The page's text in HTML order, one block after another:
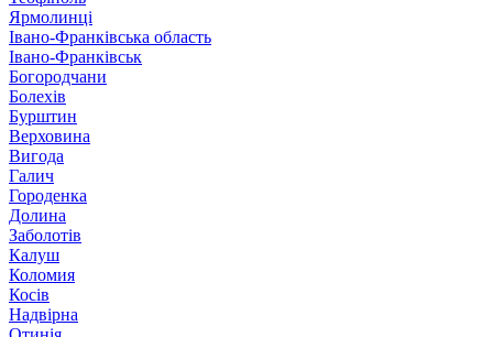
Ярмолинці
Івано-Франківська область
Івано-Франківськ
Богородчани
Болехів
Бурштин
Верховина
Вигода
Галич
Городенка
Долина
Заболотів
Калуш
Коломия
Косів
Надвірна